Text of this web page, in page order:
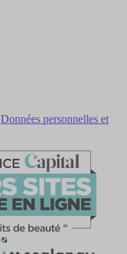
Données personnelles et